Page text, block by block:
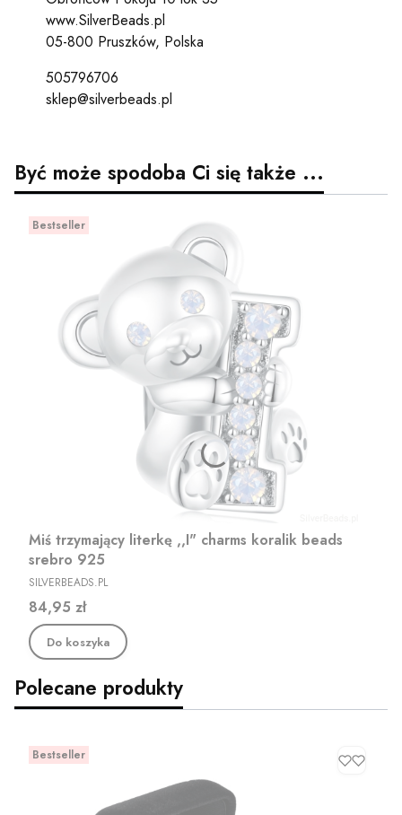
www.SilverBeads.pl
05-800 Pruszków, Polska
505796706
sklep@silverbeads.pl
Być może spodoba Ci się także ...
Bestseller
Miś trzymający literkę ,,I" charms koralik beads
srebro 925
PRODUCENT
SILVERBEADS.PL
Cena
84,95 zł
Do koszyka
Polecane produkty
Bestseller